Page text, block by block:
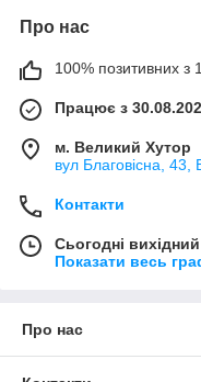
Про нас
100% позитивних з
Працює з
м. Великий Хутор
вул Благовісна, 43,
Контакти
Сьогодні вихідний
Показати весь
Про нас